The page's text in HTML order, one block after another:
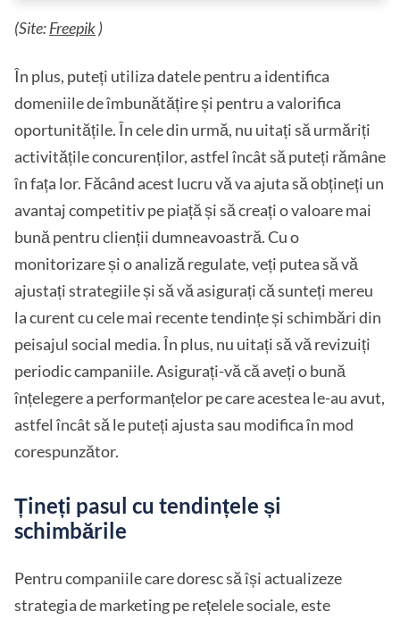
(Site:Freepik)
În plus, puteți utiliza datele pentru a identifica
domeniile de îmbunătățire și pentru a valorifica
oportunitățile. În cele din urmă, nu uitați să urmăriți
activitățile concurenților, astfel încât să puteți rămâne
în fața lor. Făcând acest lucru vă va ajuta să obțineți un
avantaj competitiv pe piață și să creați o valoare mai
bună pentru clienții dumneavoastră. Cu o
monitorizare și o analiză regulate, veți putea să vă
ajustați strategiile și să vă asigurați că sunteți mereu
la curent cu cele mai recente tendințe și schimbări din
peisajul social media. În plus, nu uitați să vă revizuiți
periodic campaniile. Asigurați-vă că aveți o bună
înțelegere a performanțelor pe care acestea le-au avut,
astfel încât să le puteți ajusta sau modifica în mod
corespunzător.
Țineți pasul cu tendințele și
schimbările
Pentru companiile care doresc să își actualizeze
strategia de marketing pe rețelele sociale, este